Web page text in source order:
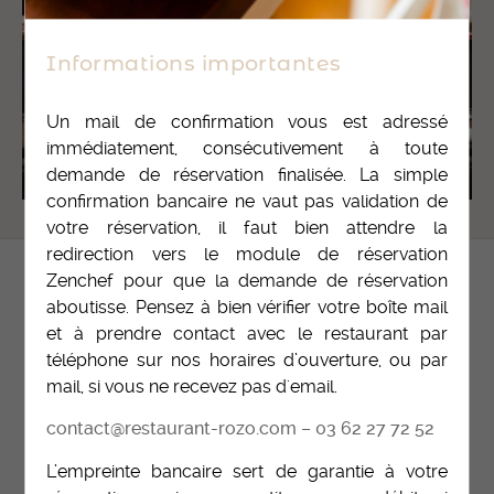
Informations importantes
Un mail de confirmation vous est adressé
immédiatement, consécutivement à toute
demande de réservation finalisée. La simple
confirmation bancaire ne vaut pas validation de
votre réservation, il faut bien attendre la
redirection vers le module de réservation
Zenchef pour que la demande de réservation
aboutisse. Pensez à bien vérifier votre boîte mail
et à prendre contact avec le restaurant par
téléphone sur nos horaires d’ouverture, ou par
mail, si vous ne recevez pas d'email.
contact@restaurant-rozo.com – 03 62 27 72 52
L’empreinte bancaire sert de garantie à votre
Contact
34 Rue Raymond Derain 59700 Marcq-en-Barœul
Tél. :+33 3 62 27 72 52